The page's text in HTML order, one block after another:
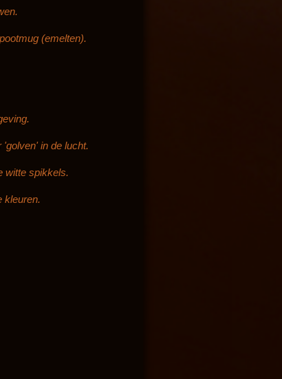
t
(emelten).
in de lucht.
witte spikkels.
kleuren.